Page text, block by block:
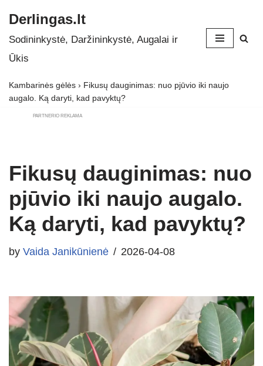
Skip
to
Derlingas.lt
Sodininkystė, Daržininkystė, Augalai ir
Ūkis
Kambarinės gėlės › Fikusų dauginimas: nuo pjūvio iki naujo
augalo. Ką daryti, kad pavyktų?
PARTNERIO REKLAMA
Fikusų dauginimas: nuo
pjūvio iki naujo augalo.
Ką daryti, kad pavyktų?
by Vaida Janikūnienė 2026-04-08